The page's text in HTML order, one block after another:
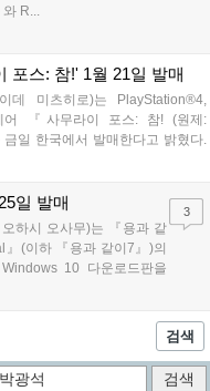
R...
포스: 참!' 1월 21일 발매
데 미츠히로)는 PlayStation®4,
어 『사무라이 포스: 참! (원제:
일 한국에서 발매한다고 밝혔다.
일 발매
하시 오사무)는 『용과 같
(이하 『용과 같이7』)의
10 다운로드판을
3
검색